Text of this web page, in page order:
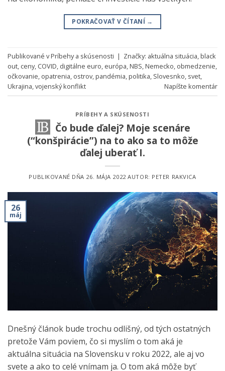
POKRAČOVAŤ V ČÍTANÍ →
Publikované vPríbehy a skúsenosti | Značky: aktuálna situácia,black
out, ceny, COVID, digitálne euro, európa,NBS,Nemecko, obmedzenie,
očkovanie, opatrenia, ostrov,pandémia,politika, Slovesnko, svet,
Ukrajina,vojenský konflikt Napíšte komentár
PRÍBEHY A SKÚSENOSTI
Čo bude ďalej? Moje scenáre
(“konšpirácie”) na to ako sa to môže
ďalej uberať I.
PUBLIKOVANÉ DŇA 26. MÁJA 2022 AUTOR: PETER RAKVICA
26
máj
Dnešný článok bude trochu odlišný, od tých ostatných
pretože Vám poviem, čo si myslím o tom aká je
aktuálna situácia na Slovensku v roku 2022, ale aj vo
svete a ako to celé vnímam ja. O tom aká môže byť